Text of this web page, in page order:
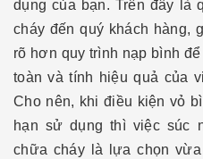
dụng của bạn. Trên đây là
cháy đến quý khách hàng,
rõ hơn quy trình nạp bình
toàn và tính hiệu quả của
Cho nên, khi điều kiện vỏ
hạn sử dụng thì việc súc
chữa cháy là lựa chọn